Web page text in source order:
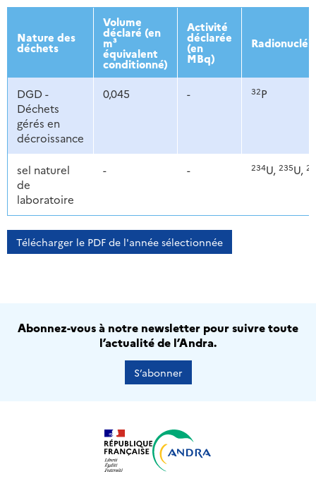
2013 2014 2015 2016
Nature des
déchets
Volume
déclaré (en
m³
équivalent
conditionné)
Activité
déclarée
(en
MBq)
DGD -
Déchets
gérés en
décroissance
0,045 - 32P
sel naturel
de
laboratoire
- - 234U, 235U,
Télécharger le PDF de l'année sélectionnée
Abonnez-vous à notre newsletter pour suivre toute
l’actualité de l’Andra.
S’abonner